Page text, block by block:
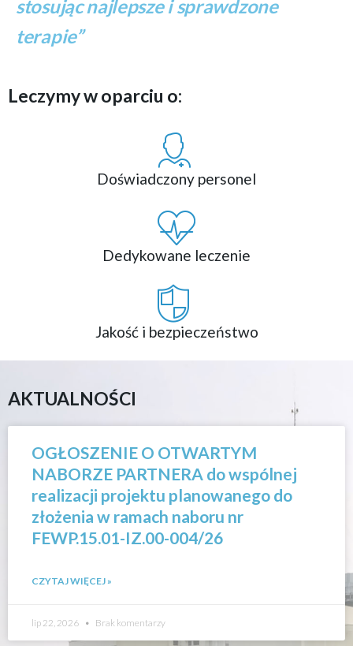
stosując najlepsze i sprawdzone
terapie”
Leczymy w oparciu o:
Doświadczony personel
Dedykowane leczenie
Jakość i bezpieczeństwo
AKTUALNOŚCI
OGŁOSZENIE O OTWARTYM
NABORZE PARTNERA do wspólnej
realizacji projektu planowanego do
złożenia w ramach naboru nr
FEWP.15.01-IZ.00-004/26
CZYTAJ WIĘCEJ »
lip 22, 2026 Brak komentarzy